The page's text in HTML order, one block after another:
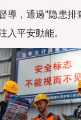
導，通過"隐患排
入平安動能。